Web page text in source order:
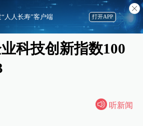
科技创新指数100
听新闻
“人人长寿”客户端 打开APP